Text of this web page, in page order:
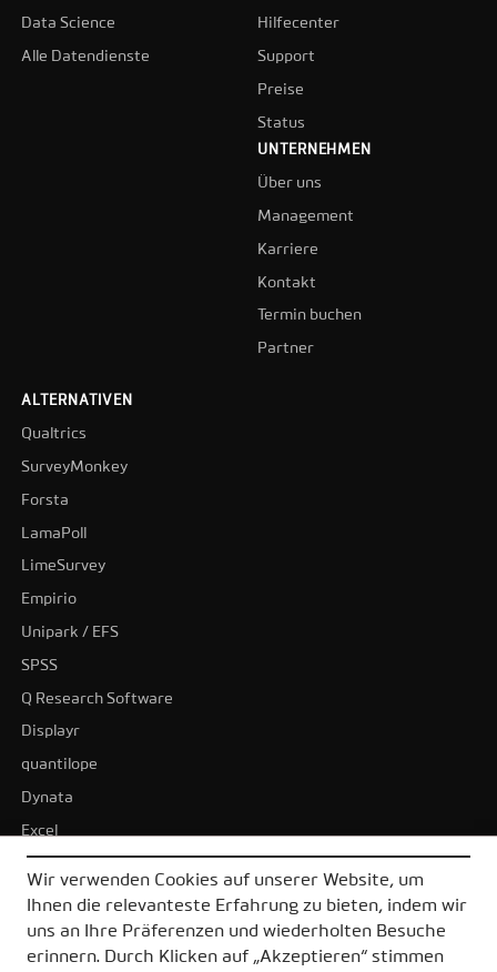
Data Science
Alle Datendienste
Hilfecenter
Support
Preise
Status
UNTERNEHMEN
Über uns
Management
Karriere
Kontakt
Termin buchen
Partner
ALTERNATIVEN
Qualtrics
SurveyMonkey
Forsta
LamaPoll
LimeSurvey
Empirio
Unipark / EFS
SPSS
Q Research Software
Displayr
quantilope
Dynata
Excel
Tableau
Power BI
Alle Alternativen
Wir verwenden Cookies auf unserer Website, um
Ihnen die relevanteste Erfahrung zu bieten, indem wir
uns an Ihre Präferenzen und wiederholten Besuche
erinnern. Durch Klicken auf „Akzeptieren“ stimmen